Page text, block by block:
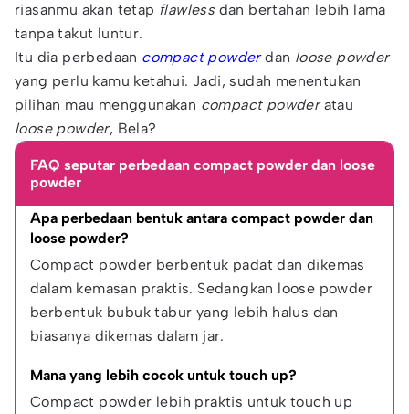
riasanmu akan tetap flawless dan bertahan lebih lama
tanpa takut luntur.
Itu dia perbedaan compact powder dan loose powder
yang perlu kamu ketahui. Jadi, sudah menentukan
pilihan mau menggunakan compact powderatau
loose powder, Bela?
FAQ seputar perbedaan compact powder dan loose
powder
Apa perbedaan bentuk antara compact powder dan
loose powder?
Compact powder berbentuk padat dan dikemas
dalam kemasan praktis. Sedangkan loose powder
berbentuk bubuk tabur yang lebih halus dan
biasanya dikemas dalam jar.
Mana yang lebih cocok untuk touch up?
Compact powder lebih praktis untuk touch up